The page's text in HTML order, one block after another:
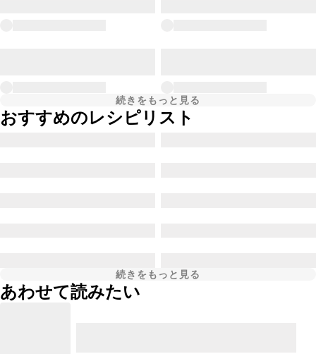
続きをもっと見る
おすすめのレシピリスト
続きをもっと見る
あわせて読みたい